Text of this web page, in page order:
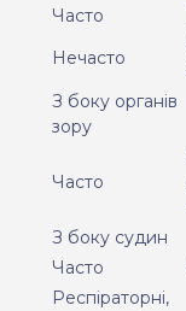
Часто
Нечасто
З боку органів
зору
Часто
З боку судин
Часто
Респіраторні,